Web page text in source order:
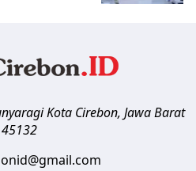
Kota Cirebon, Jawa Barat
45132